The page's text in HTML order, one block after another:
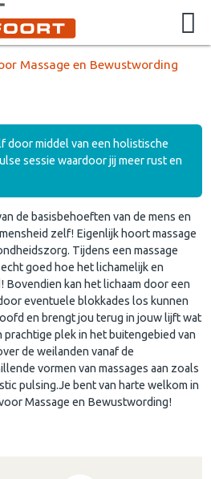
Massage en Bewustwording
door middel van een holistische
sessie waardoor jij meer rust en
de basisbehoeften van de mens en
zelf! Eigenlijk hoort massage
Tijdens een massage
goed hoe het lichamelijk en
Bovendien kan het lichaam door een
eventuele blokkades los kunnen
en brengt jou terug in jouw lijft wat
plek in het buitengebied van
de weilanden vanaf de
vormen van massages aan zoals
pulsing.Je bent van harte welkom in
Massage en Bewustwording!